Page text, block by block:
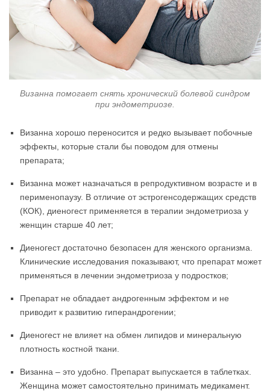
Визанна помогает снять хронический болевой синдром
при эндометриозе.
Визанна хорошо переносится и редко вызывает побочные
эффекты, которые стали бы поводом для отмены
препарата;
Визанна может назначаться в репродуктивном возрасте и в
перименопаузу. В отличие от эстрогенсодержащих средств
(КОК), диеногест применяется в терапии эндометриоза у
женщин старше 40 лет;
Диеногест достаточно безопасен для женского организма.
Клинические исследования показывают, что препарат может
применяться в лечении эндометриоза у подростков;
Препарат не обладает андрогенным эффектом и не
приводит к развитию гиперандрогении;
Диеногест не влияет на обмен липидов и минеральную
плотность костной ткани.
Визанна – это удобно. Препарат выпускается в таблетках.
Женщина может самостоятельно принимать медикамент.